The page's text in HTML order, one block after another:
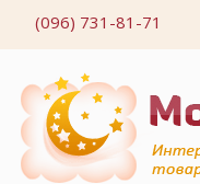
(096) 731-81-71